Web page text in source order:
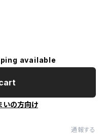
available
いの方向け
通報する